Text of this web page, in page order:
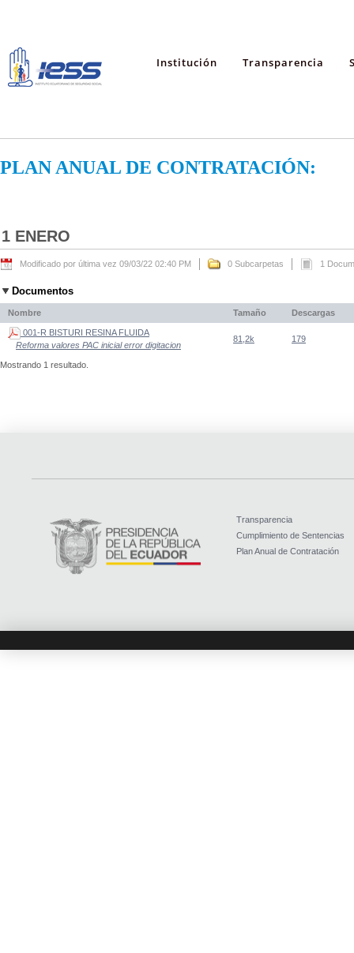
Institución Transparencia
PLAN ANUAL DE CONTRATACIÓN:
1 ENERO
Modificado por última vez 09/03/22 02:40 PM 0 Subcarpetas 1
Documentos
Nombre Tamaño Descargas
001-R BISTURI RESINA FLUIDA
Reforma valores PAC inicial error digitacion
81,2k 179
Mostrando 1 resultado.
Transparencia
Cumplimiento de Sentencias
Plan Anual de Contratación